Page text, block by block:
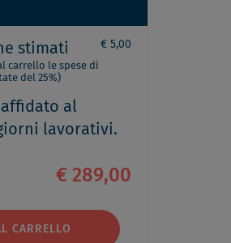
stimati € 5,00
carrello le spese di
del 25%)
al
lavorativi.
€ 289,00
CARRELLO